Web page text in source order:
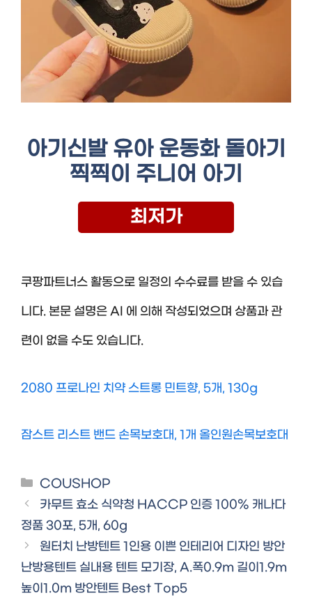
아기신발 유아 운동화 돌아기
찍찍이 주니어 아기
최저가
쿠팡파트너스 활동으로 일정의 수수료를 받을 수 있습
니다. 본문 설명은 AI 에 의해 작성되었으며 상품과 관
련이 없을 수도 있습니다.
2080 프로나인 치약 스트롱 민트향, 5개, 130g
잠스트 리스트 밴드 손목보호대, 1개 올인원손목보호대
Categories
COUSHOP
카무트 효소 식약청 HACCP 인증 100% 캐나다
정품 30포, 5개, 60g
원터치 난방텐트 1인용 이쁜 인테리어 디자인 방안
난방용텐트 실내용 텐트 모기장, A.폭0.9m 길이1.9m
높이1.0m 방안텐트 Best Top5